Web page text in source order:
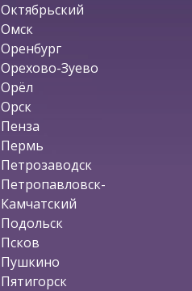
Октябрьский
Омск
Оренбург
Орехово-Зуево
Орёл
Орск
Пенза
Пермь
Петрозаводск
Петропавловск-
Камчатский
Подольск
Псков
Пушкино
Пятигорск